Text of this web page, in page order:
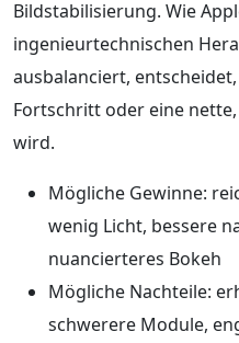
Bildstabilisierung. Wie
ingenieurtechnischen
ausbalanciert,
Fortschritt oder eine
wird.
Mögliche Gewinne:
wenig Licht, bessere
nuancierteres Bokeh
Mögliche Nachteile:
schwerere Module,